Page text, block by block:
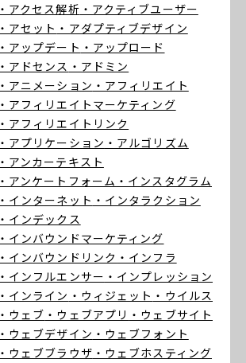
・アクセス解析 ・アクティブユーザー
・アセット ・アダプティブデザイン
・アップデート ・アップロード
・アドセンス ・アドミン
・アニメーション ・アフィリエイト
・アフィリエイトマーケティング
・アフィリエイトリンク
・アプリケーション ・アルゴリズム
・アンカーテキスト
・アンケートフォーム ・インスタグラム
・インターネット ・インタラクション
・インデックス
・インバウンドマーケティング
・インバウンドリンク ・インフラ
・インフルエンサー ・インプレッション
・インライン ・ウィジェット ・ウイルス
・ウェブ ・ウェブアプリ ・ウェブサイト
・ウェブデザイン ・ウェブフォント
・ウェブブラウザ ・ウェブホスティング